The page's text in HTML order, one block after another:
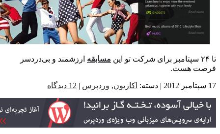
مسابقه‌ارزشمند و بی‌دردسر
هست.
اکازیون, وردپرس| 12 دیدگاه